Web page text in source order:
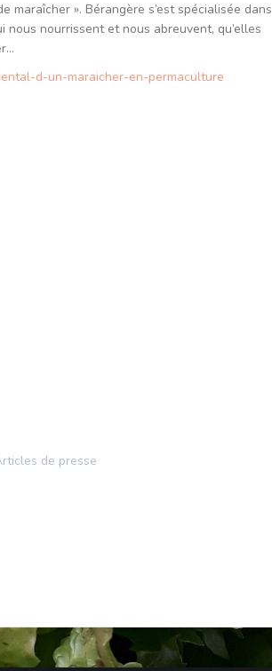
». Bérangère s’est spécialisée dans
nourrissent et nous abreuvent, qu’elles
d-un-maraicher-en-permaculture
de presse